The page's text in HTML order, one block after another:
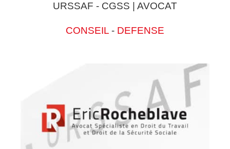
URSSAF - CGSS | AVOCAT
CONSEIL - DEFENSE